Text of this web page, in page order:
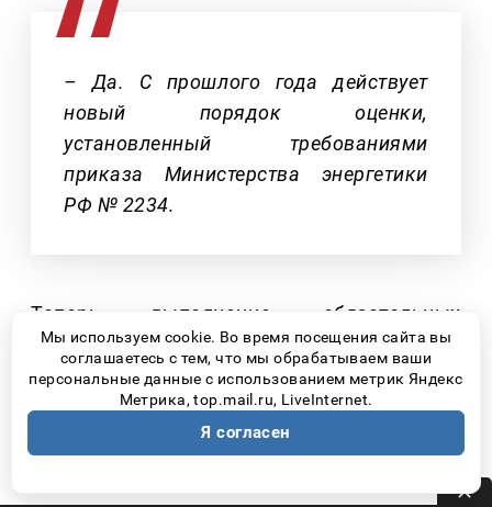
– Да. С прошлого года действует
новый порядок оценки,
установленный требованиями
приказа Министерства энергетики
РФ № 2234.
Теперь выполнение обязательных
мероприятий – промывки, регулировки
систем отопления, проверки внутренней
системы на прочность и плотности –
фиксируется в специальных оценочных
Мы используем cookie. Во время посещения сайта вы
соглашаетесь с тем, что мы обрабатываем ваши
персональные данные с использованием метрик Яндекс
Метрика, top.mail.ru, LiveInternet.
Я согласен